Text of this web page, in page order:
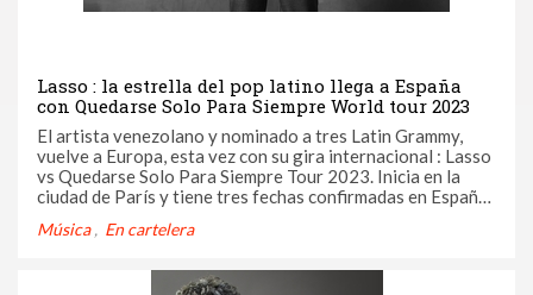
Lasso : la estrella del pop latino llega a España
con Quedarse Solo Para Siempre World tour 2023
El artista venezolano y nominado a tres Latin Grammy,
vuelve a Europa, esta vez con su gira internacional : Lasso
vs Quedarse Solo Para Siempre Tour 2023. Inicia en la
ciudad de París y tiene tres fechas confirmadas en España,
(15/11) y Tenerife (17/11).
Música En cartelera